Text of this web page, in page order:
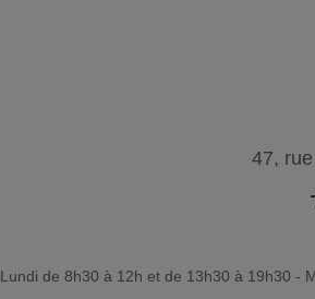
47,
Lundi de 8h30 à 12h et de 13h30 à 19h30 -